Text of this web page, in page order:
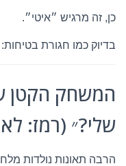
כן, זה מרגיש ״איטי״.
בדיוק כמו חגורת
המשחק הקטן
שלי?״ (רמז:
הרבה תאונות נולדות